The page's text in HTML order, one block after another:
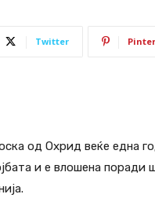
Twitter
од Охрид веќе една
и е влошена